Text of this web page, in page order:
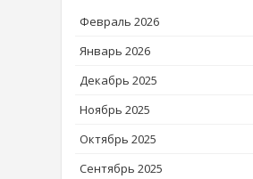
Февраль 2026
Январь 2026
Декабрь 2025
Ноябрь 2025
Октябрь 2025
Сентябрь 2025